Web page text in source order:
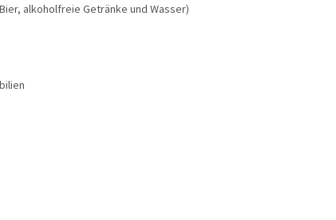
alkoholfreie Getränke und Wasser)